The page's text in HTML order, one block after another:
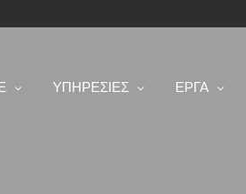
ΥΠΗΡΕΣΙΕΣ ΕΡΓΑ